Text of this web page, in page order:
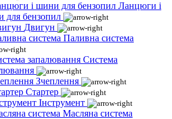
Ланцюги і
для бензопил
Двигун
Паливна система
Система
Зчеплення
Стартер
Інструмент
Масляна система